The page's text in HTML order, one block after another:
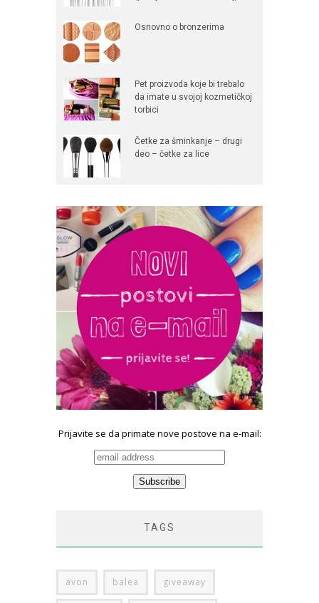
Osnovno o bronzerima
Pet proizvoda koje bi trebalo
da imate u svojoj kozmetičkoj
torbici
Četke za šminkanje – drugi
deo – četke za lice
Prijavite se da primate nove postove na e-mail:
TAGS
avon balea giveaway